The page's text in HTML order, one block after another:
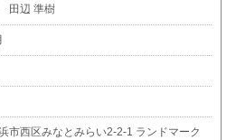
田辺 準樹
市西区みなとみらい2-2-1 ランドマーク